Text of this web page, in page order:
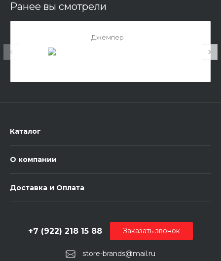
Ранее вы смотрели
Джемпер
Каталог
О компании
Доставка и Оплата
store-brands@mail.ru
+7 (922) 218 15 88 Заказать звонок